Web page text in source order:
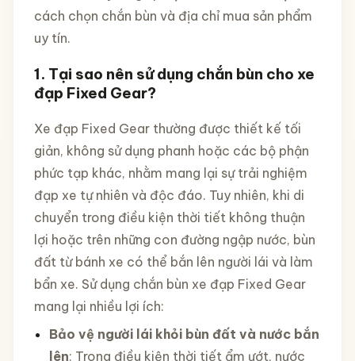
cách chọn chắn bùn và địa chỉ mua sản phẩm
uy tín.
1. Tại sao nên sử dụng chắn bùn cho xe
đạp Fixed Gear?
Xe đạp Fixed Gear thường được thiết kế tối
giản, không sử dụng phanh hoặc các bộ phận
phức tạp khác, nhằm mang lại sự trải nghiệm
đạp xe tự nhiên và độc đáo. Tuy nhiên, khi di
chuyển trong điều kiện thời tiết không thuận
lợi hoặc trên những con đường ngập nước, bùn
đất từ bánh xe có thể bắn lên người lái và làm
bẩn xe. Sử dụng chắn bùn xe đạp Fixed Gear
mang lại nhiều lợi ích:
Bảo vệ người lái khỏi bùn đất và nước bắn
lên: Trong điều kiện thời tiết ẩm ướt, nước